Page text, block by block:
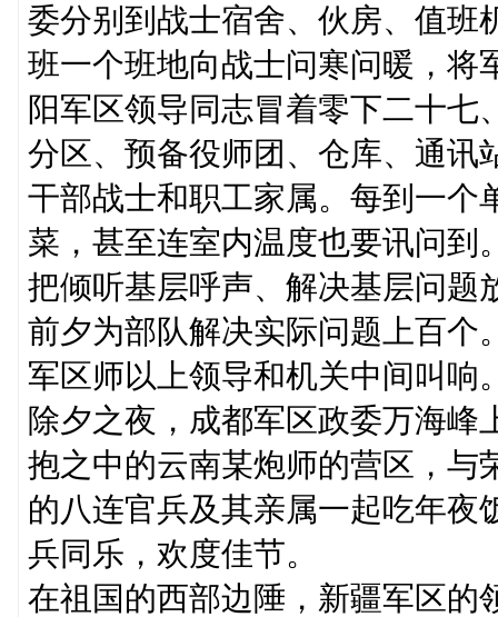
委分别到战士宿舍、伙房、值班
班一个班地向战士问寒问暖，将
阳军区领导同志冒着零下二十
分区、预备役师团、仓库、通讯
干部战士和职工家属。每到一个
菜，甚至连室内温度也要讯问到
把倾听基层呼声、解决基层问题
前夕为部队解决实际问题上百个
军区师以上领导和机关中间叫响
除夕之夜，成都军区政委万海峰
抱之中的云南某炮师的营区，与
的八连官兵及其亲属一起吃年夜
兵同乐，欢度佳节。
在祖国的西部边陲，新疆军区的